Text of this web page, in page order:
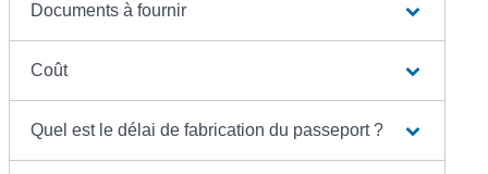
Documents à fournir
Coût
Quel est le délai de fabrication du passeport ?